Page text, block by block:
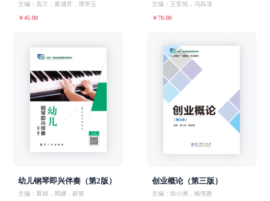
主编：高兰，黄浦芳，谭华玉
￥45.00
主编：王安旭，冯犇湲
￥70.00
幼儿钢琴即兴伴奏（第2版）
主编：黄娟，周娜，郝誉
创业概论（第三版）
主编：徐小洲，梅伟惠